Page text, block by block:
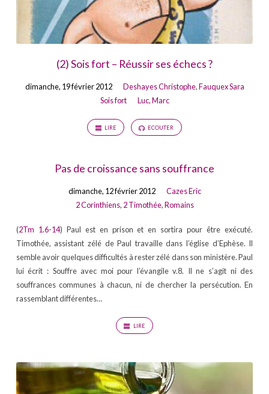
(2) Sois fort – Réussir ses échecs ?
dimanche, 19 février 2012 Deshayes Christophe,Fauquex Sara
Sois fort
Luc,Marc
LIRE ECOUTER
Pas de croissance sans souffrance
dimanche, 12 février 2012
Cazes Eric
2 Corinthiens, 2 Timothée,Romains
(2Tm 1.6-14) Paul est en prison et en sortira pour être exécuté.
Timothée, assistant zélé de Paul travaille dans l’église d’Ephèse. Il
semble avoir quelques difficultés à rester zélé dans son ministère. Paul
lui écrit : Souffre avec moi pour l’évangile v.8. Il ne s’agit ni des
souffrances communes à chacun, ni de chercher la persécution. En
rassemblant différentes…
LIRE